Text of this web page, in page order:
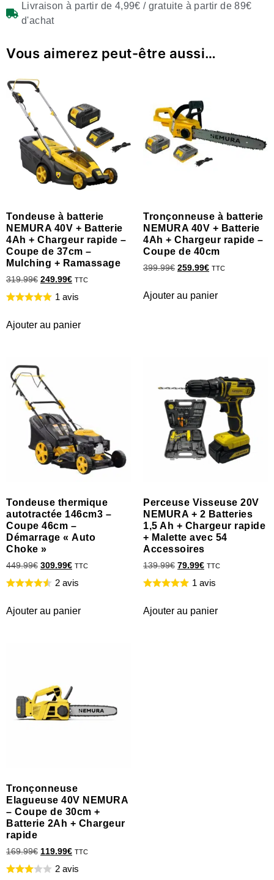
Livraison à partir de 4,99€ / gratuite à partir de 89€
d'achat
Vous aimerez peut-être aussi…
Tondeuse à batterie
NEMURA 40V + Batterie
4Ah + Chargeur rapide –
Coupe de 37cm –
Mulching + Ramassage
319.99€ 249.99€ TTC
1 avis
Ajouter au panier
Tronçonneuse à batterie
NEMURA 40V + Batterie
4Ah + Chargeur rapide –
Coupe de 40cm
399.99€ 259.99€ TTC
Ajouter au panier
Tondeuse thermique
autotractée 146cm3 –
Coupe 46cm –
Démarrage « Auto
Choke »
449.99€ 309.99€ TTC
2 avis
Ajouter au panier
Perceuse Visseuse 20V
NEMURA + 2 Batteries
1,5 Ah + Chargeur rapide
+ Malette avec 54
Accessoires
139.99€ 79.99€ TTC
1 avis
Ajouter au panier
Tronçonneuse
Elagueuse 40V NEMURA
– Coupe de 30cm +
Batterie 2Ah + Chargeur
rapide
169.99€ 119.99€ TTC
2 avis